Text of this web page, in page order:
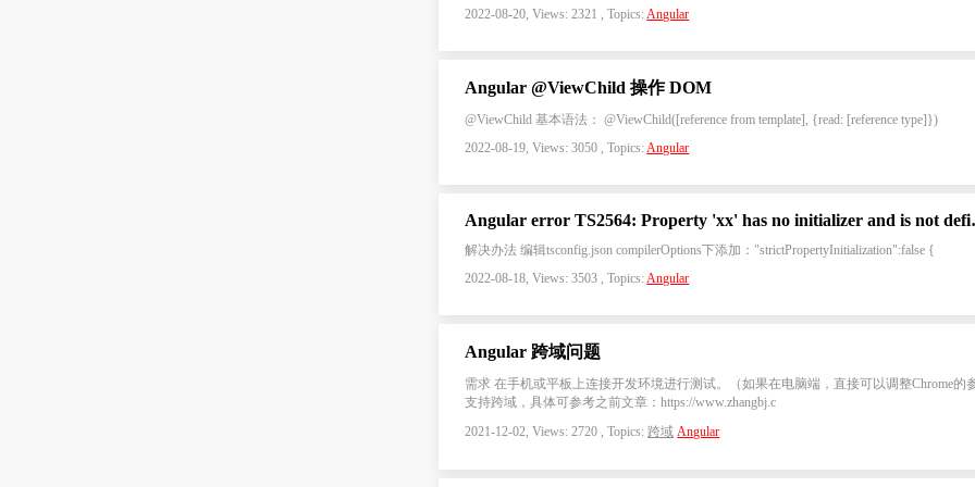
2022-08-20, Views: 2321 , Topics:Angular
Angular @ViewChild 操作 DOM
@ViewChild 基本语法： @ViewChild([reference from template], {read: [reference type]})
2022-08-19, Views: 3050 , Topics:Angular
Angular error
解决办法 编辑tsconfig.json compilerOptions下添加："strictPropertyInitialization":false {
2022-08-18, Views: 3503 , Topics:Angular
Angular 跨域问题
需求 在手机或平板上连接开发环境进行测试。（如果在电脑端，直接可以调整Chrome的
支持跨域，具体可参考之前文章：https://www.zhangbj.c
2021-12-02, Views: 2720 , Topics:跨域 Angular